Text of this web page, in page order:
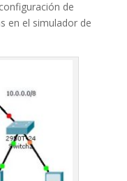
de
en el simulador de